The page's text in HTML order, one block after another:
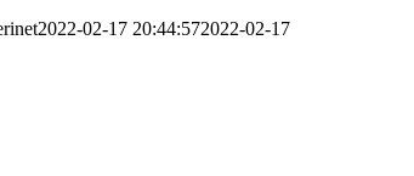
2022-02-17 20:44:572022-02-17